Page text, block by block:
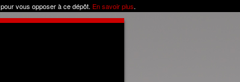
pour vous opposer à ce dépôt. En savoir plus.